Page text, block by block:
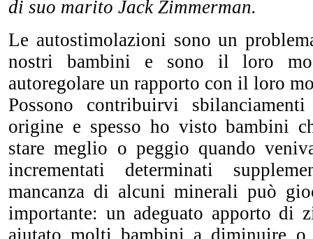
di suo marito Jack Zimmerman.
Le autostimolazioni sono un
nostri bambini e sono il loro
autoregolare un rapporto con il loro
Possono contribuirvi
origine e spesso ho visto bambini
stare meglio o peggio quando
incrementati determinati
mancanza di alcuni minerali può
importante: un adeguato apporto di
aiutato molti bambini a diminuire